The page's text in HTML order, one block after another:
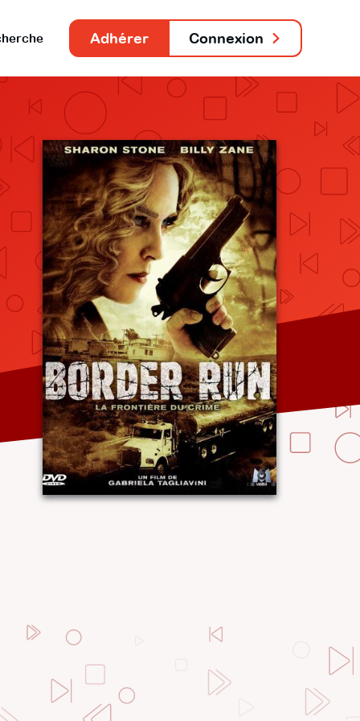
Adhérer Connexion